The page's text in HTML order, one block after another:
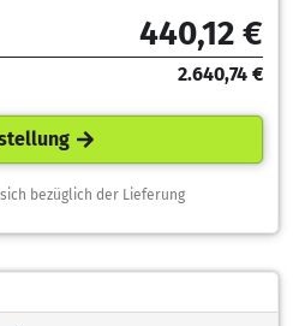
440,12 €
2.640,74 €
bezüglich der Lieferung